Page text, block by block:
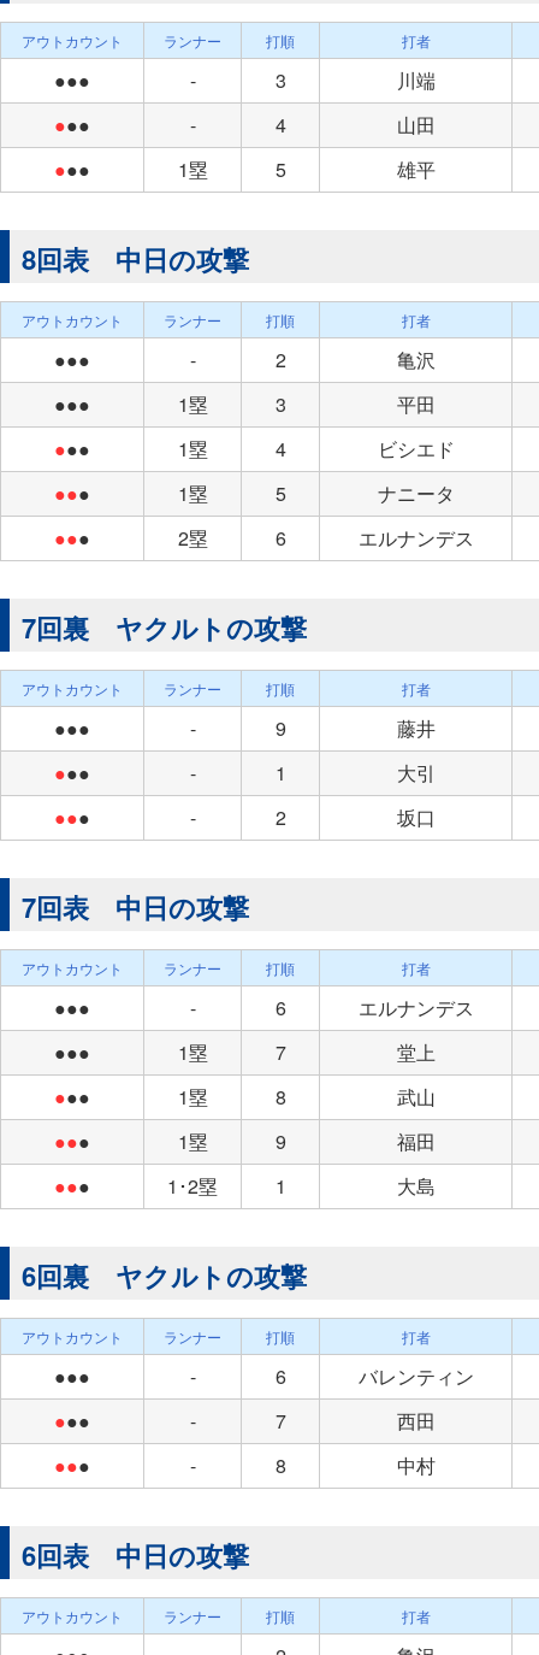
アウトカウント ランナー 打順 打者
●●● - 3
川端
●●● - 4
山田
●●● 1塁 5 雄平
8回表 中日の攻撃
アウトカウント ランナー 打順 打者
●●● - 2
亀沢
●●●
1塁 3
平田
●●● 1塁 4
ビシエド
●●● 1塁 5
ナニータ
●●● 2塁 6 エルナンデス
7回裏 ヤクルトの攻撃
アウトカウント ランナー 打順 打者
●●● - 9
藤井
●●● - 1
大引
●●● - 2 坂口
7回表 中日の攻撃
アウトカウント ランナー 打順 打者
●●● - 6
エルナンデス
●●●
1塁 7
堂上
●●● 1塁 8
武山
●●● 1塁 9
福田
●●● 1･2塁 1 大島
6回裏 ヤクルトの攻撃
アウトカウント ランナー 打順 打者
●●● - 6
バレンティン
●●● - 7
西田
●●● - 8 中村
6回表 中日の攻撃
アウトカウント ランナー 打順 打者